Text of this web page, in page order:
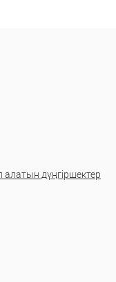
алатын дүңгіршектер